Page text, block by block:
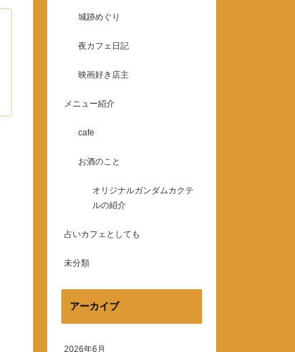
城跡めぐり
夜カフェ日記
映画好き店主
メニュー紹介
cafe
お酒のこと
オリジナルガンダムカクテ
ルの紹介
占いカフェとしても
未分類
アーカイブ
2026年6月